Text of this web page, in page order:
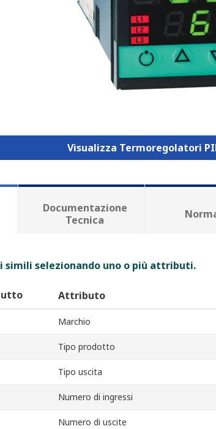
Visualizza Termoregolatori
Documentazione
Tecnica
simili selezionando uno o più attributi.
Attributo
Marchio
Tipo prodotto
Tipo uscita
Numero di ingressi
Numero di uscite